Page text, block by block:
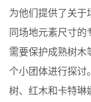
为他们提供了关于
同场地元素尺寸的
需要保护成熟树
个小团体进行探讨
树、红木和卡特琳